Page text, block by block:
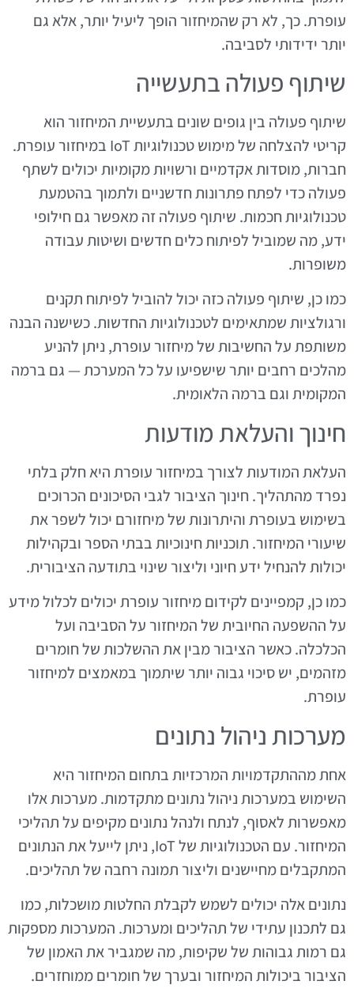
עופרת. כך, לא רק שהמיחזור הופך ליעיל יותר, אלא גם
יותר ידידותי לסביבה.
שיתוף פעולה בתעשייה
שיתוף פעולה בין גופים שונים בתעשיית המיחזור הוא
קריטי להצלחה של מימוש טכנולוגיות IoT במיחזור עופרת.
חברות, מוסדות אקדמיים ורשויות מקומיות יכולים לשתף
פעולה כדי לפתח פתרונות חדשניים ולתמוך בהטמעת
טכנולוגיות חכמות. שיתוף פעולה זה מאפשר גם חילופי
ידע, מה שמוביל לפיתוח כלים חדשים ושיטות עבודה
משופרות.
כמו כן, שיתוף פעולה כזה יכול להוביל לפיתוח תקנים
ורגולציות שמתאימים לטכנולוגיות החדשות. כשישנה הבנה
משותפת על החשיבות של מיחזור עופרת, ניתן להניע
מהלכים רחבים יותר שישפיעו על כל המערכת — גם ברמה
המקומית וגם ברמה הלאומית.
חינוך והעלאת מודעות
העלאת המודעות לצורך במיחזור עופרת היא חלק בלתי
נפרד מהתהליך. חינוך הציבור לגבי הסיכונים הכרוכים
בשימוש בעופרת והיתרונות של מיחזורם יכול לשפר את
שיעורי המיחזור. תוכניות חינוכיות בבתי הספר ובקהילות
יכולות להנחיל ידע חיוני וליצור שינוי בתודעה הציבורית.
כמו כן, קמפיינים לקידום מיחזור עופרת יכולים לכלול מידע
על ההשפעה החיובית של המיחזור על הסביבה ועל
הכלכלה. כאשר הציבור מבין את ההשלכות של חומרים
מזהמים, יש סיכוי גבוה יותר שיתמוך במאמצים למיחזור
עופרת.
מערכות ניהול נתונים
אחת מההתקדמויות המרכזיות בתחום המיחזור היא
השימוש במערכות ניהול נתונים מתקדמות. מערכות אלו
מאפשרות לאסוף, לנתח ולנהל נתונים מקיפים על תהליכי
המיחזור. עם הטכנולוגיות של IoT, ניתן לייעל את הנתונים
המתקבלים מחיישנים וליצור תמונה רחבה של תהליכים.
נתונים אלה יכולים לשמש לקבלת החלטות מושכלות, כמו
גם לתכנון עתידי של תהליכים ומערכות. המערכות מספקות
גם רמות גבוהות של שקיפות, מה שמגביר את האמון של
הציבור ביכולות המיחזור ובערך של חומרים ממוחזרים.